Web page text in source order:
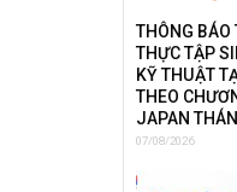
THÔNG BÁO
THỰC TẬP
KỸ THUẬT
THEO
JAPAN
07/08/2026